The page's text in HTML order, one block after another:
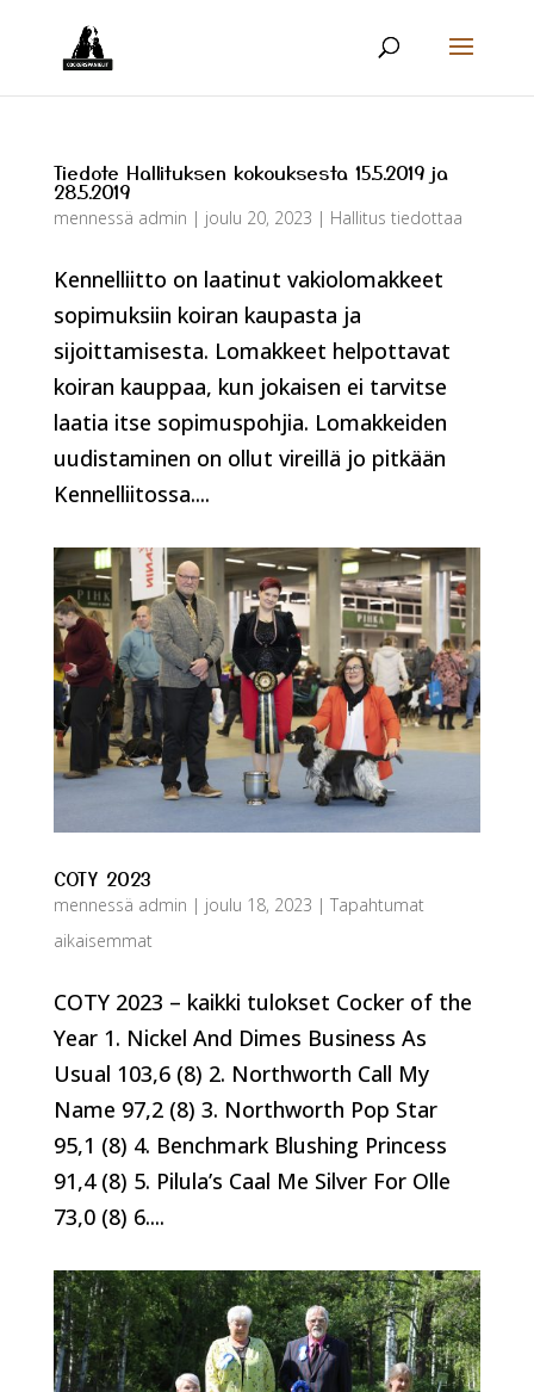
Tiedote Hallituksen kokouksesta 15.5.2019 ja
28.5.2019
mennessä admin | joulu 20, 2023 | Hallitus tiedottaa
Kennelliitto on laatinut vakiolomakkeet
sopimuksiin koiran kaupasta ja
sijoittamisesta. Lomakkeet helpottavat
koiran kauppaa, kun jokaisen ei tarvitse
laatia itse sopimuspohjia. Lomakkeiden
uudistaminen on ollut vireillä jo pitkään
Kennelliitossa....
COTY 2023
mennessä admin | joulu 18, 2023 | Tapahtumat
aikaisemmat
COTY 2023 – kaikki tulokset Cocker of the
Year 1. Nickel And Dimes Business As
Usual 103,6 (8) 2. Northworth Call My
Name 97,2 (8) 3. Northworth Pop Star
95,1 (8) 4. Benchmark Blushing Princess
91,4 (8) 5. Pilula’s Caal Me Silver For Olle
73,0 (8) 6....